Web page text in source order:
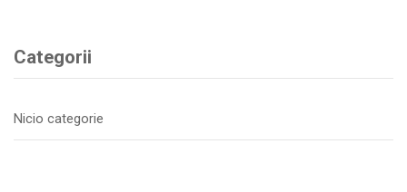
Categorii
Nicio categorie